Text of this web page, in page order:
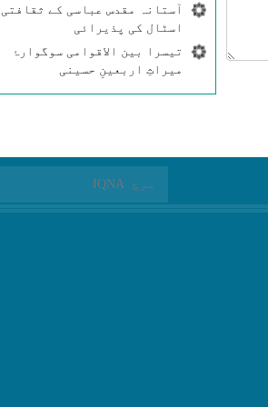
آستانہ مقدس عباسی کے ثقافتی
اسٹال کی پذیرائی
تیسرا بین الاقوامی سوگوارۂ
میراثِ اربعینِ حسینی